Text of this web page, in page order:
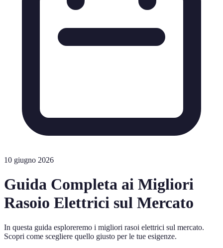
10 giugno 2026
Guida Completa ai Migliori
Rasoio Elettrici sul Mercato
In questa guida esploreremo i migliori rasoi elettrici sul mercato.
Scopri come scegliere quello giusto per le tue esigenze.